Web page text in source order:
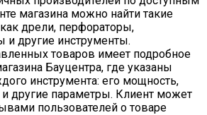
магазина можно найти такие
дрели, перфораторы,
другие инструменты.
товаров имеет подробное
Бауцентра, где указаны
инструмента: его мощность,
другие параметры. Клиент может
пользователей о товаре